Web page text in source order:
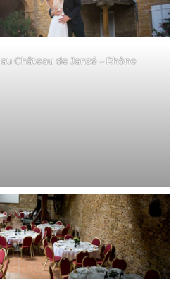
Château de Janzé – Rhône